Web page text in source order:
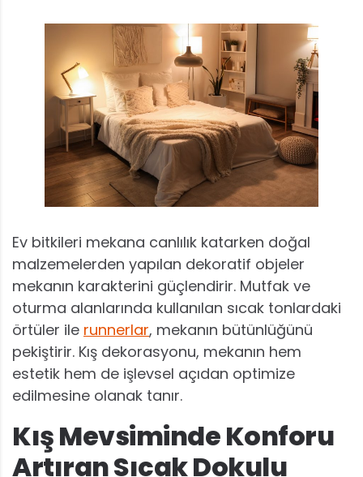
Ev bitkileri mekana canlılık katarken doğal
malzemelerden yapılan dekoratif objeler
mekanın karakterini güçlendirir. Mutfak ve
oturma alanlarında kullanılan sıcak tonlardaki
örtüler ile runnerlar, mekanın bütünlüğünü
pekiştirir. Kış dekorasyonu, mekanın hem
estetik hem de işlevsel açıdan optimize
edilmesine olanak tanır.
Kış Mevsiminde Konforu
Artıran Sıcak Dokulu